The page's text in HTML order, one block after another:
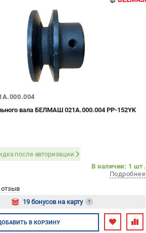
Шкив строгального вала БЕЛМАШ 021А.000.004 PP-152YK
после авторизации
В наличии: 1 шт.
Подробнее
19 бонусов на карту
?
Авторизуйтесь
В КОРЗИНУ